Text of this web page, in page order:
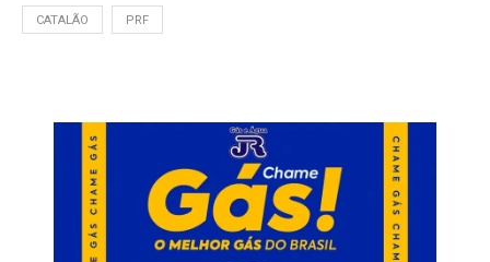
CATALÃO PRF